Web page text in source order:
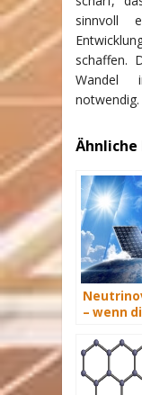
sinnvoll
schaffen.
Wandel
notwendig.
– wenn
Licht